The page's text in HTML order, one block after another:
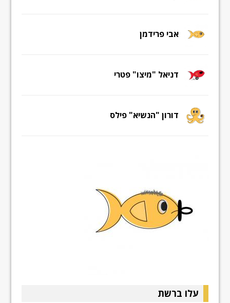
אבי פרידמן
דניאל "מיצו" פטרי
דורון "הנשיא" פילס
עלו ברשת